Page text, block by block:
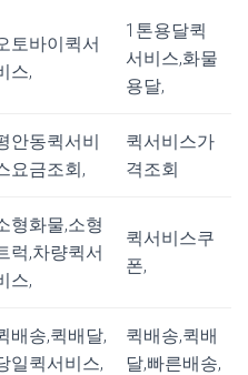
토바이퀵서
스,
1톤용달퀵
서비스,화물
용달,
안동퀵서비
요금조회,
퀵서비스가
격조회
형화물,소형
럭,차량퀵서
스,
퀵서비스쿠
폰,
배송,퀵배달,
일퀵서비스,
퀵배송,퀵배
달,빠른배송,